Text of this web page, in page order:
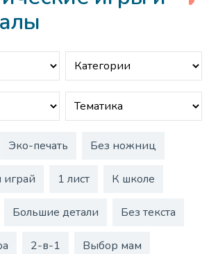
Эко-печать Без ножниц
1 лист К школе
Большие детали Без текста
2-в-1 Выбор мам